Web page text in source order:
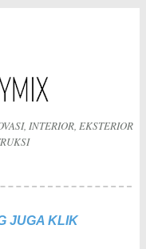
INTERIOR, EKSTERIOR
JUGA KLIK